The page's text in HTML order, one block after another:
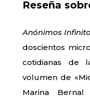
Reseña
Anónimos
doscientos
cotidianas de
volumen de
Marina